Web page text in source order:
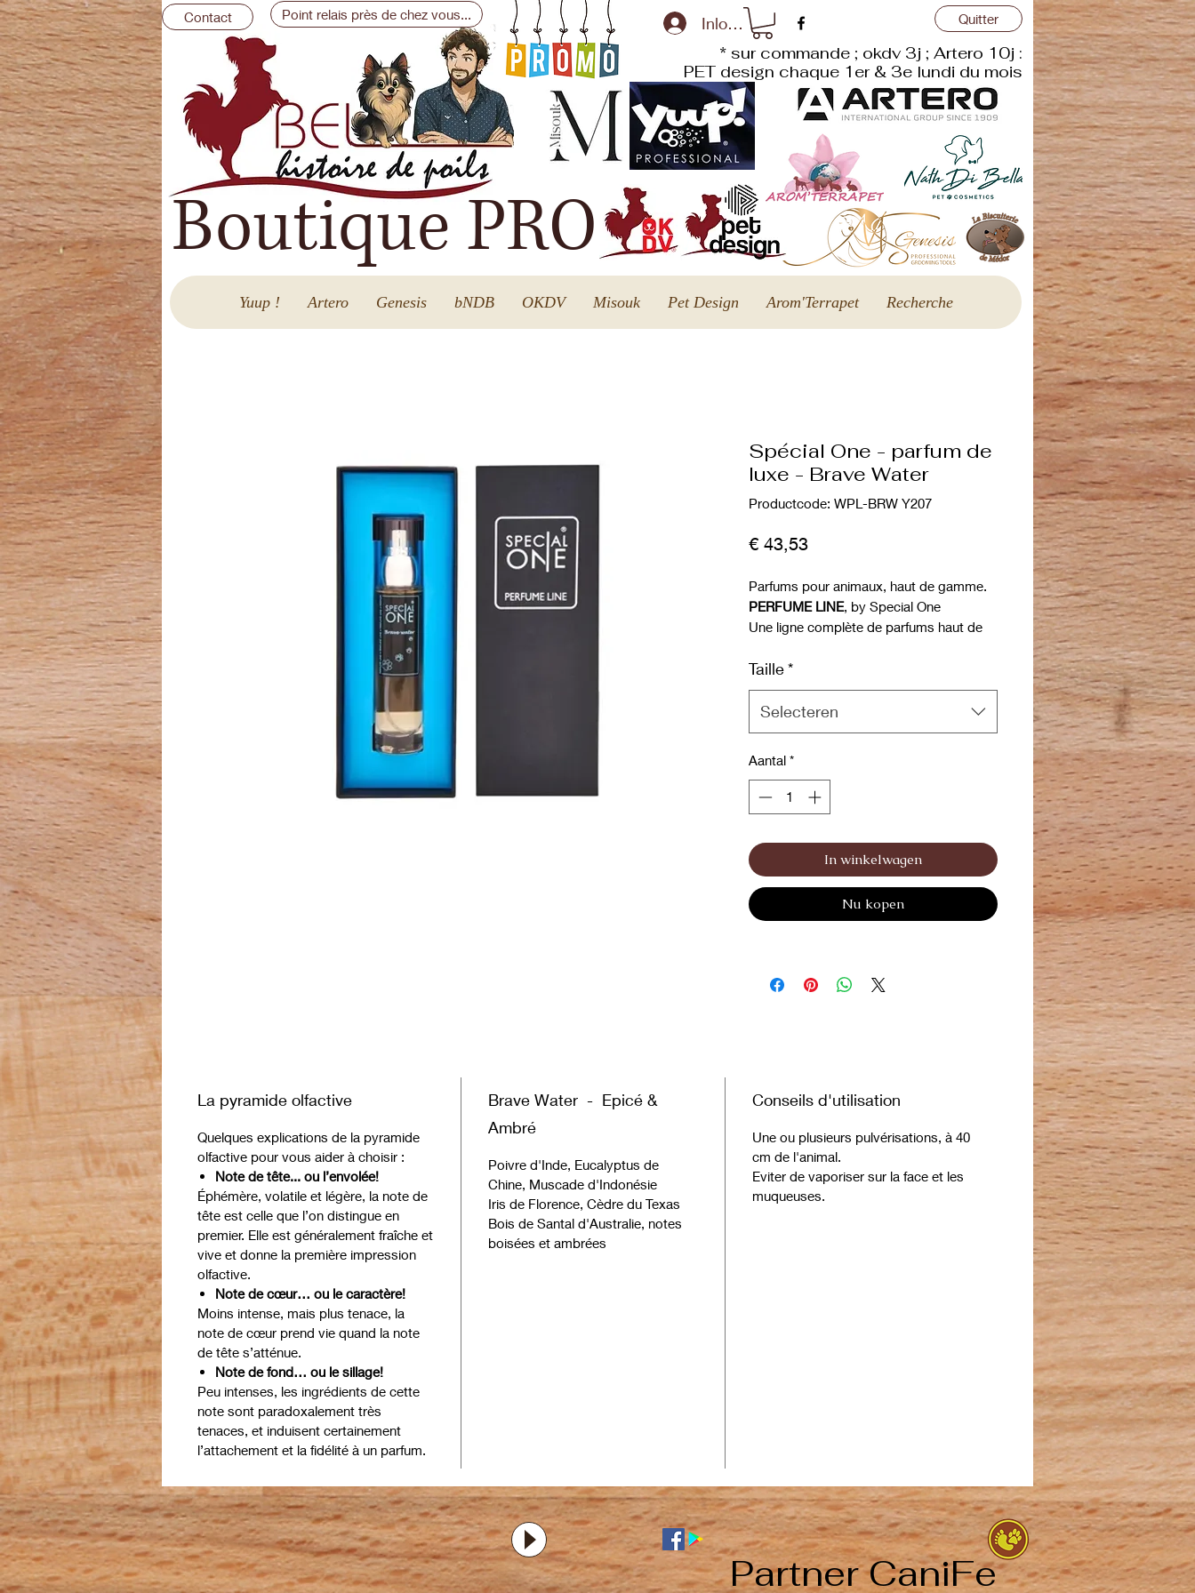
Contact Point relais près de chez vous... Inloggen
Boutique PRO
Quitter
* sur commande ; okdv 3j ; Artero 10j :
PET design chaque 1er & 3e lundi du mois
Yuup ! Artero Genesis bNDB OKDV Misouk Pet Design Arom'Terrapet Recherche
Spécial One - parfum de
luxe - Brave Water
Productcode: WPL-BRW Y207
€ 43,53Prijs
Parfums pour animaux, haut de gamme.
PERFUME LINE, by Special One
Une ligne complète de parfums haut de
Grasse.
Construites avec passion et raffinement,
offrez à vos animaux une pointe de luxe
en choisissant une de nos fragrances.
argument non négligeable pour finaliser
en beauté votre travail.
Montrez votre goût du travail bien fait et
signature olfactive.
Les maîtres apprécient toujours, et en
redemandent.
Taille*
Selecteren
Aantal *
In winkelwagen
Nu kopen
La pyramide olfactive
Quelques explications de la pyramide
olfactive pour vous aider à choisir :
Note de tête... ou l’envolée!
Éphémère, volatile et légère, la note de
tête est celle que l’on distingue en
premier. Elle est généralement fraîche et
vive et donne la première impression
olfactive.
Note de cœur… ou le caractère!
Moins intense, mais plus tenace, la
note de cœur prend vie quand la note
de tête s’atténue.
Note de fond… ou le sillage!
Peu intenses, les ingrédients de cette
note sont paradoxalement très
tenaces, et induisent certainement
l’attachement et la fidélité à un parfum.
Brave Water - Epicé &
Ambré
Poivre d'Inde, Eucalyptus de
Chine, Muscade d'Indonésie
Iris de Florence, Cèdre du Texas
Bois de Santal d'Australie, notes
boisées et ambrées
Conseils d'utilisation
Une ou plusieurs pulvérisations, à 40
cm de l'animal.
Eviter de vaporiser sur la face et les
muqueuses.
Partner CaniFe